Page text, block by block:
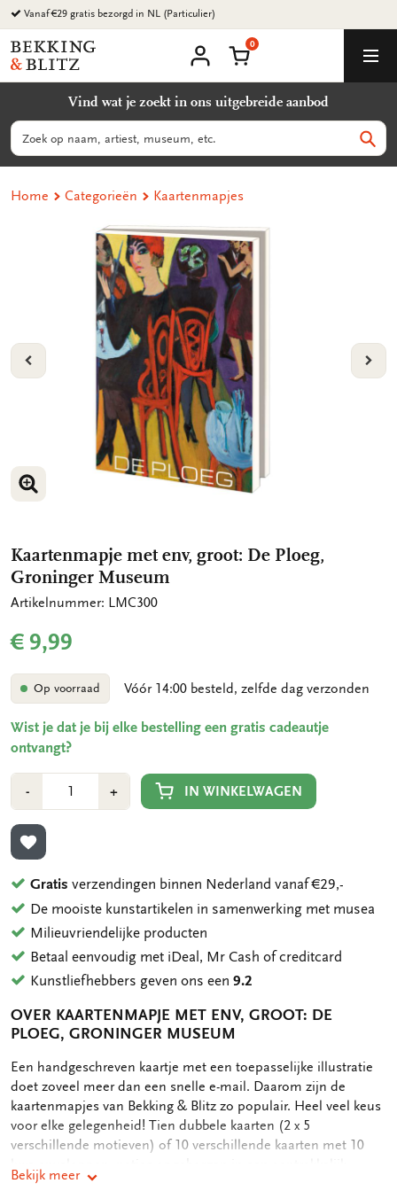
Ga
naar
content
Vanaf €29 gratis bezorgd in NL (Particulier)
Bekking
&
B.V.
account
Winkelmand
0
Vind wat je zoekt in ons uitgebreide aanbod
Zoeken
Home Categorieën Kaartenmapjes
VORIGE
VERGROOT AFBEELDING
VERGROOT AFBEELDING
Kaartenmapje met env, groot: De Ploeg,
Groninger Museum
Artikelnummer: LMC300
€ 9,99
Op voorraad Vóór 14:00 besteld, zelfde dag verzonden
Wist je dat je bij elke bestelling een gratis cadeautje
ontvangt?
-Min
1
+Plus
1
IN WINKELWAGEN
TOEVOEGEN AAN VERLANGLIJST
Gratis verzendingen binnen Nederland vanaf €29,-
De mooiste kunstartikelen in samenwerking met musea
Milieuvriendelijke producten
Betaal eenvoudig met iDeal, Mr Cash of creditcard
Kunstliefhebbers geven ons een9.2
OVER KAARTENMAPJE MET ENV, GROOT: DE
PLOEG, GRONINGER MUSEUM
OMSCHRIJVING
Een handgeschreven kaartje met een toepasselijke illustratie
doet zoveel meer dan een snelle e-mail. Daarom zijn de
kaartenmapjes van Bekking & Blitz zo populair. Heel veel keus
voor elke gelegenheid! Tien dubbele kaarten (2 x 5
verschillende motieven) of 10 verschillende kaarten met 10
kaartenmapje. Op de achterkant van het mapje staan de
Bekijk meer